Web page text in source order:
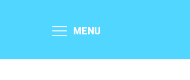
MENU